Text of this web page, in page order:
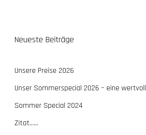
Neueste Beiträge
Unsere Preise 2026
Unser Sommerspecial 2026 – eine
Sommer Special 2024
Zitat……